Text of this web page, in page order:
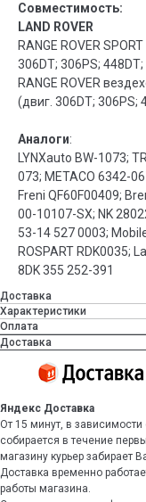
Совместимость:
LAND ROVER
RANGE ROVER
306DT; 306PS;
RANGE ROVER
(двиг. 306DT; 306PS;
Аналоги:
LYNXauto BW-1073;
073; METACO 6342-
Freni QF60F00409;
00-10107-SX; NK
53-14 527 0003;
ROSPART RDK0035;
8DK 355 252-391
Доставка
Характеристики
Оплата
Доставка
Яндекс Доставка
От 15 минут, в
собирается в течение
магазину курьер забирает
Доставка временно
работы магазина.